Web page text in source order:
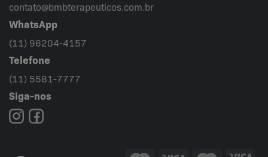
contato@bmbterapeuticos.com.br
WhatsApp
(11) 96204-4157
Telefone
(11) 5581-7777
Siga-nos